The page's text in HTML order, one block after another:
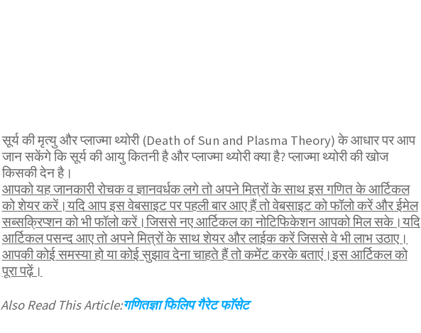
सूर्य की मृत्यु और प्लाज्मा थ्योरी (Death of Sun and Plasma Theory) के आधार पर आप
जान सकेंगे कि सूर्य की आयु कितनी है और प्लाज्मा थ्योरी क्या है? प्लाज्मा थ्योरी की खोज
किसकी देन है।
आपको यह जानकारी रोचक व ज्ञानवर्धक लगे तो अपने मित्रों के साथ इस गणित के आर्टिकल
को शेयर करें।यदि आप इस वेबसाइट पर पहली बार आए हैं तो वेबसाइट को फॉलो करें और ईमेल
सब्सक्रिप्शन को भी फॉलो करें।जिससे नए आर्टिकल का नोटिफिकेशन आपको मिल सके।यदि
आर्टिकल पसन्द आए तो अपने मित्रों के साथ शेयर और लाईक करें जिससे वे भी लाभ उठाए।
आपकी कोई समस्या हो या कोई सुझाव देना चाहते हैं तो कमेंट करके बताएं।इस आर्टिकल को
पूरा पढ़ें।
Also Read This Article:गणितज्ञा फिलिप गैरेट फाॅसेट